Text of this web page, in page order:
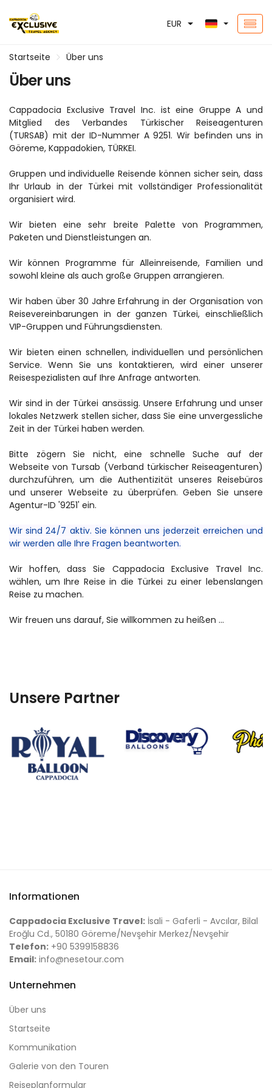
EUR
Startseite Über uns
Über uns
Cappadocia Exclusive Travel Inc. ist eine Gruppe A und
Mitglied des Verbandes Türkischer Reiseagenturen
(TURSAB) mit der ID-Nummer A 9251. Wir befinden uns in
Göreme, Kappadokien, TÜRKEI.
Gruppen und individuelle Reisende können sicher sein, dass
Ihr Urlaub in der Türkei mit vollständiger Professionalität
organisiert wird.
Wir bieten eine sehr breite Palette von Programmen,
Paketen und Dienstleistungen an.
Wir können Programme für Alleinreisende, Familien und
sowohl kleine als auch große Gruppen arrangieren.
Wir haben über 30 Jahre Erfahrung in der Organisation von
Reisevereinbarungen in der ganzen Türkei, einschließlich
VIP-Gruppen und Führungsdiensten.
Wir bieten einen schnellen, individuellen und persönlichen
Service. Wenn Sie uns kontaktieren, wird einer unserer
Reisespezialisten auf Ihre Anfrage antworten.
Wir sind in der Türkei ansässig. Unsere Erfahrung und unser
lokales Netzwerk stellen sicher, dass Sie eine unvergessliche
Zeit in der Türkei haben werden.
Bitte zögern Sie nicht, eine schnelle Suche auf der
Webseite von Tursab (Verband türkischer Reiseagenturen)
durchzuführen, um die Authentizität unseres Reisebüros
und unserer Webseite zu überprüfen. Geben Sie unsere
Agentur-ID '9251' ein.
Wir sind 24/7 aktiv. Sie können uns jederzeit erreichen und
wir werden alle Ihre Fragen beantworten.
Wir hoffen, dass Sie Cappadocia Exclusive Travel Inc.
wählen, um Ihre Reise in die Türkei zu einer lebenslangen
Reise zu machen.
Wir freuen uns darauf, Sie willkommen zu heißen ...
Unsere Partner
Informationen
Cappadocia Exclusive Travel: İsali - Gaferli - Avcılar, Bilal
Eroğlu Cd., 50180 Göreme/Nevşehir Merkez/Nevşehir
Telefon: +90 5399158836
Email: info@nesetour.com
Unternehmen
Über uns
Startseite
Kommunikation
Galerie von den Touren
Reiseplanformular